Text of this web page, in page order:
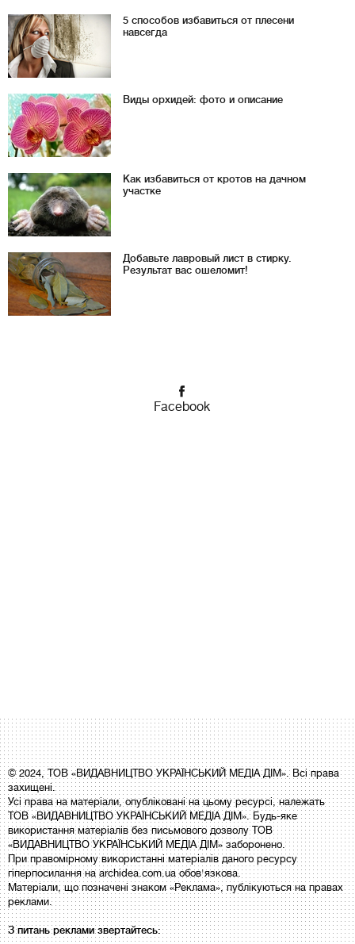
5 способов избавиться от плесени
навсегда
Виды орхидей: фото и описание
Как избавиться от кротов на дачном
участке
Добавьте лавровый лист в стирку.
Результат вас ошеломит!
Facebook
© 2024, ТОВ «ВИДАВНИЦТВО УКРАЇНСЬКИЙ МЕДІА ДІМ». Всі права
захищені.
Усі права на матеріали, опубліковані на цьому ресурсі, належать
ТОВ «ВИДАВНИЦТВО УКРАЇНСЬКИЙ МЕДІА ДІМ». Будь-яке
використання матеріалів без письмового дозволу ТОВ
«ВИДАВНИЦТВО УКРАЇНСЬКИЙ МЕДІА ДІМ» заборонено.
При правомірному використанні матеріалів даного ресурсу
гіперпосилання на archidea.com.ua обов'язкова.
Матеріали, що позначені знаком «Реклама», публікуються на правах
реклами.
З питань реклами звертайтесь: